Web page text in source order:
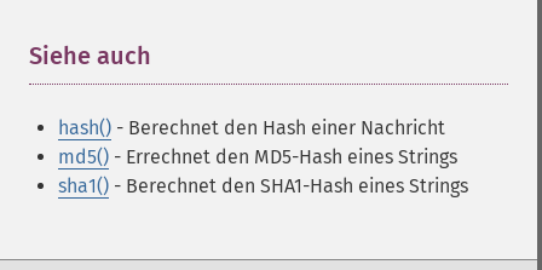
Siehe auch
hash() - Berechnet den Hash einer Nachricht
md5() - Errechnet den MD5-Hash eines Strings
sha1() - Berechnet den SHA1-Hash eines Strings